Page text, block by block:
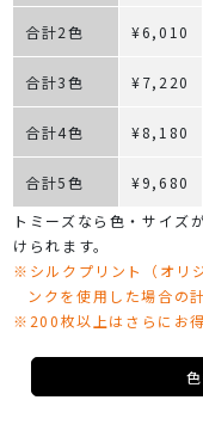
合計2色 ¥6,010
合計3色 ¥7,220
合計4色 ¥8,180
合計5色 ¥9,680
トミーズなら色・サイズ
けられます。
※シルクプリント（オリ
ンクを使用した場合の
※200枚以上はさらにお得